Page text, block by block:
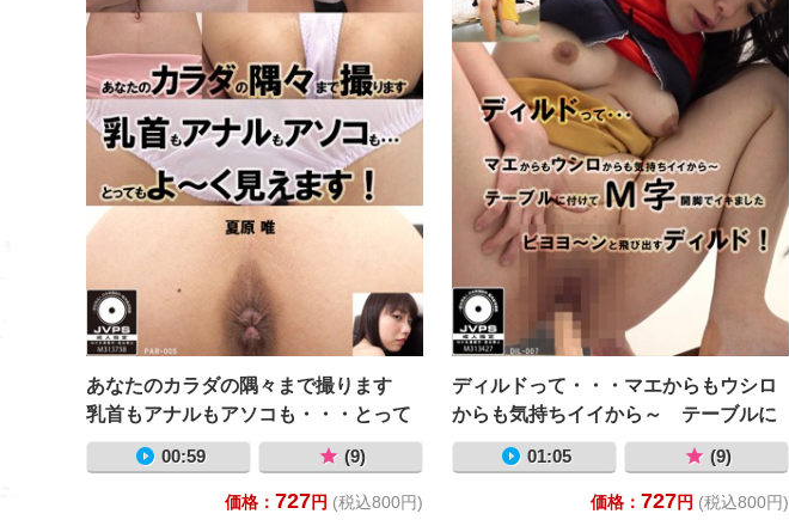
あなたのカラダの隅々まで撮ります
乳首もアナルもアソコも・・・とって
もよ～く見えます！ 夏原唯
00:59 (9)
価格： 727円 (税込800円)
ディルドって・・・マエからもウシロ
からも気持ちイイから～ テーブルに
付けてＭ字開脚でイキました ビヨヨ
～ンと飛び出すディルド！ 大沢
01:05 (9)
価格： 727円 (税込800円)